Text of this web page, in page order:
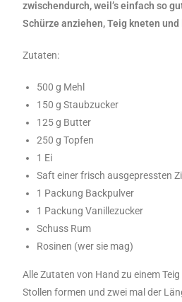
zwischendurch, weil’s einfach so
Schürze anziehen, Teig kneten und
Zutaten:
500 g Mehl
150 g Staubzucker
125 g Butter
250 g Topfen
1 Ei
Saft einer frisch ausgepressten
1 Packung Backpulver
1 Packung Vanillezucker
Schuss Rum
Rosinen (wer sie mag)
Alle Zutaten von Hand zu einem
Stollen formen und zwei mal der